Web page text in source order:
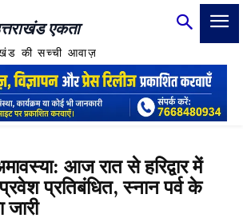
एकता
की सच्ची आवाज़
आज रात से हरिद्वार में
प्रवेश प्रतिबंधित, स्नान पर्व के